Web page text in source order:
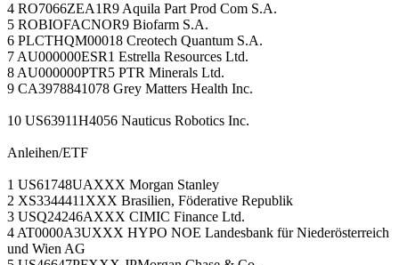
4 RO7066ZEA1R9 Aquila Part Prod Com S.A.
5 ROBIOFACNOR9 Biofarm S.A.
6 PLCTHQM00018 Creotech Quantum S.A.
7 AU000000ESR1 Estrella Resources Ltd.
8 AU000000PTR5 PTR Minerals Ltd.
9 CA3978841078 Grey Matters Health Inc.
10 US63911H4056 Nauticus Robotics Inc.
Anleihen/ETF
1 US61748UAXXX Morgan Stanley
2 XS3344411XXX Brasilien, Föderative Republik
3 USQ24246AXXX CIMIC Finance Ltd.
4 AT0000A3UXXX HYPO NOE Landesbank für Niederösterreich
und Wien AG